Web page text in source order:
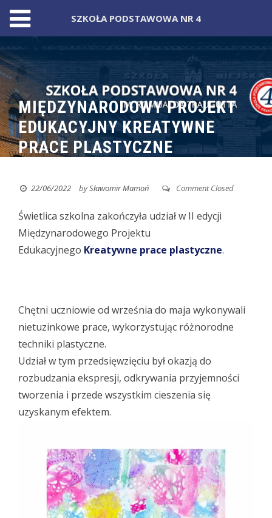
Skip
to
content
MIĘDZYNARODOWY PROJEKT
EDUKACYJNY KREATYWNE
PRACE PLASTYCZNE
22/06/2022 bySławomir Mamoń Comment Closed
Świetlica szkolna zakończyła udział w II edycji
Międzynarodowego Projektu
Edukacyjnego Kreatywne prace plastyczne.
Chętni uczniowie od września do maja wykonywali
nietuzinkowe prace, wykorzystując różnorodne
techniki plastyczne.
Udział w tym przedsięwzięciu był okazją do
rozbudzania ekspresji, odkrywania przyjemności
tworzenia i przede wszystkim cieszenia się
uzyskanym efektem.
SZKOŁA PODSTAWOWA NR 4